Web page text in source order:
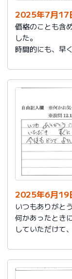
2025年7月17
価格のことも含
した。
時間的にも、早
2025年6月19
いつもありがと
何かあったとき
していただけて